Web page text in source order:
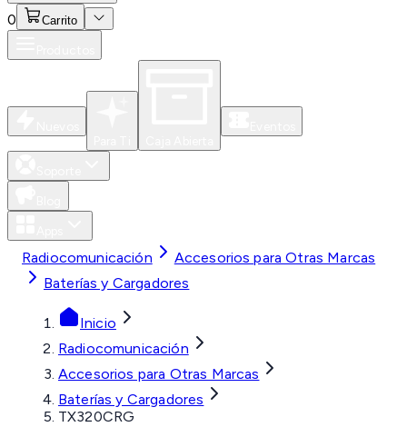
0 Carrito
Radiocomunicación
Accesorios para Otras Marcas
Baterías y Cargadores
Inicio
Radiocomunicación
Accesorios para Otras Marcas
Baterías y Cargadores
TX320CRG